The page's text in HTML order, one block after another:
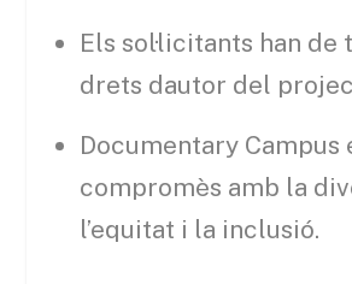
Els sol·licitants han de
drets dautor del
Documentary Campus
compromès amb la
l’equitat i la inclusió.